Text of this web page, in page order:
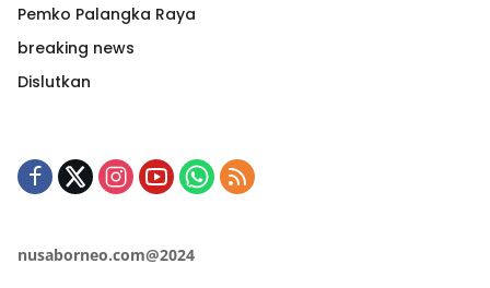
Pemko Palangka Raya
breaking news
Dislutkan
nusaborneo.com@2024